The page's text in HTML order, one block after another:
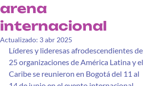
arena
internacional
Actualizado: 3 abr 2025
Líderes y lideresas afrodescendientes de
25 organizaciones de América Latina y el
Caribe se reunieron en Bogotá del 11 al